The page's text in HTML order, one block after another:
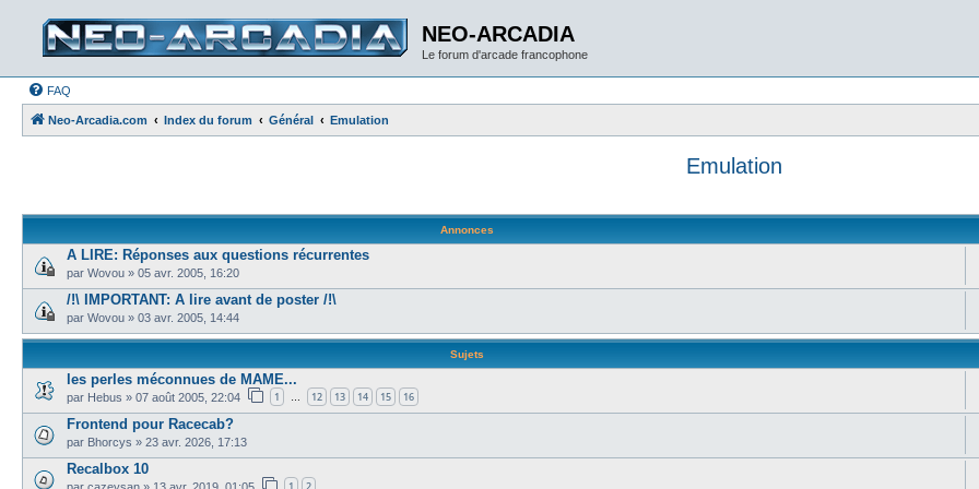
NEO-ARCADIA
Le forum d'arcade francophone
FAQ
Neo-Arcadia.com Index du forum Général Emulation
Emulation
Annonces
A LIRE: Réponses aux questions récurrentes
par Wovou » 05 avr. 2005, 16:20
/!\ IMPORTANT: A lire avant de poster /!\
par Wovou » 03 avr. 2005, 14:44
Sujets
les perles méconnues de MAME...
par Hebus » 07 août 2005, 22:04 1 … 12 13 14 15 16
Frontend pour Racecab?
par Bhorcys » 23 avr. 2026, 17:13
Recalbox 10